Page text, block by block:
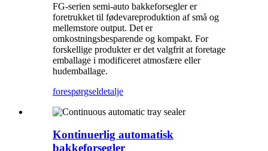
FG-serien semi-auto bakkeforsegler er
foretrukket til fødevareproduktion af små og
mellemstore output. Det er
omkostningsbesparende og kompakt. For
forskellige produkter er det valgfrit at foretage
emballage i modificeret atmosfære eller
hudemballage.
forespørgseldetalje
Kontinuerlig automatisk
bakkeforsegler